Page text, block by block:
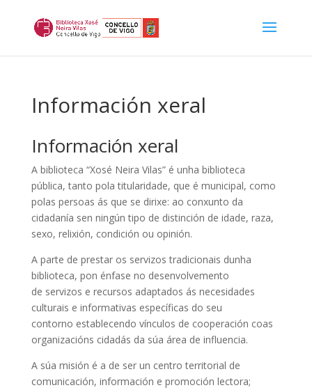
Información xeral
Información xeral
A biblioteca “Xosé Neira Vilas” é unha biblioteca
pública, tanto pola titularidade, que é municipal, como
polas persoas ás que se dirixe: ao conxunto da
cidadanía sen ningún tipo de distinción de idade, raza,
sexo, relixión, condición ou opinión.
A parte de prestar os servizos tradicionais dunha
biblioteca, pon énfase no desenvolvemento
de servizos e recursos adaptados ás necesidades
culturais e informativas específicas do seu
contorno establecendo vínculos de cooperación coas
organizacións cidadás da súa área de influencia.
A súa misión é a de ser un centro territorial de
comunicación, información e promoción lectora;